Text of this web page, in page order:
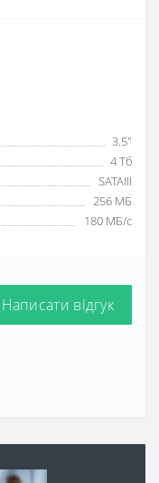
3.5"
4 Тб
SATAIII
256 МБ
180 МБ/с
Написати відгук